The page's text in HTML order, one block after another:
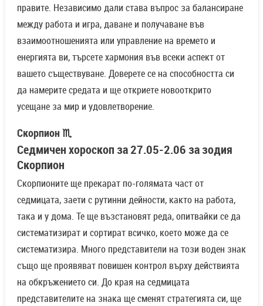
правите. Независимо дали става въпрос за балансиране
между работа и игра, даване и получаване във
взаимоотношенията или управление на времето и
енергията ви, търсете хармония във всеки аспект от
вашето съществуване. Доверете се на способността си
да намерите средата и ще откриете новооткрито
усещане за мир и удовлетворение.
Скорпион ♏
Седмичен хороскоп за 27.05-2.06 за зодия
Скорпион
Скорпионите ще прекарат по-голямата част от
седмицата, заети с рутинни дейности, както на работа,
така и у дома. Те ще възстановят реда, опитвайки се да
систематизират и сортират всичко, което може да се
систематизира. Много представители на този воден знак
също ще проявяват повишен контрол върху действията
на обкръжението си. До края на седмицата
представителите на знака ще сменят стратегията си, ще